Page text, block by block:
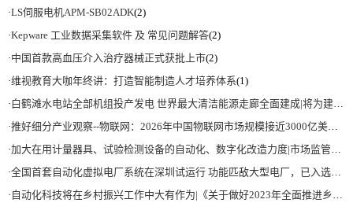
·LS伺服电机APM-SB02ADK(2)
·Kepware 工业数据采集软件 及 常见问题解答(2)
·中国首款高血压介入治疗器械正式获批上市(2)
·维视教育大咖年终讲：打造智能制造人才培养体系(1)
·白鹤滩水电站全部机组投产发电 世界最大清洁能源走廊全面建成|将为建设新型能源体系、保障国家能源安全、实现“双碳”目标提供有力支撑
·推好细分产业观察--物联网：2026年中国物联网市场规模接近3000亿美元 智慧工厂、智慧城市、智慧电网等将占60%以上
·加大在用计量器具、试验检测设备的自动化、数字化改造力度|市场监管总局 工业和信息化部 关于促进企业计量能力提升的指导意见
·全国首套自动化虚拟电厂系统在深圳试运行 功能匹敌大型电厂，已入选国际典型案例
· 自动化科技将在乡村振兴工作中大有作为|《关于做好2023年全面推进乡村振兴重点工作的意见》发布